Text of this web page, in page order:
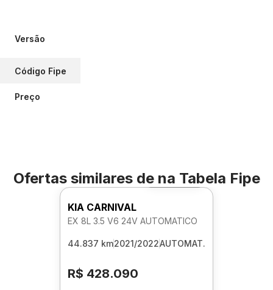
Versão
Código Fipe
Preço
Ofertas similares de na Tabela Fipe
Foto 360º
KIA CARNIVAL
EX 8L 3.5 V6 24V AUTOMATICO
44.837 km2021/2022AUTOMAT.
R$ 428.090